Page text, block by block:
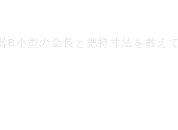
小型の全長と把持寸法を教えて